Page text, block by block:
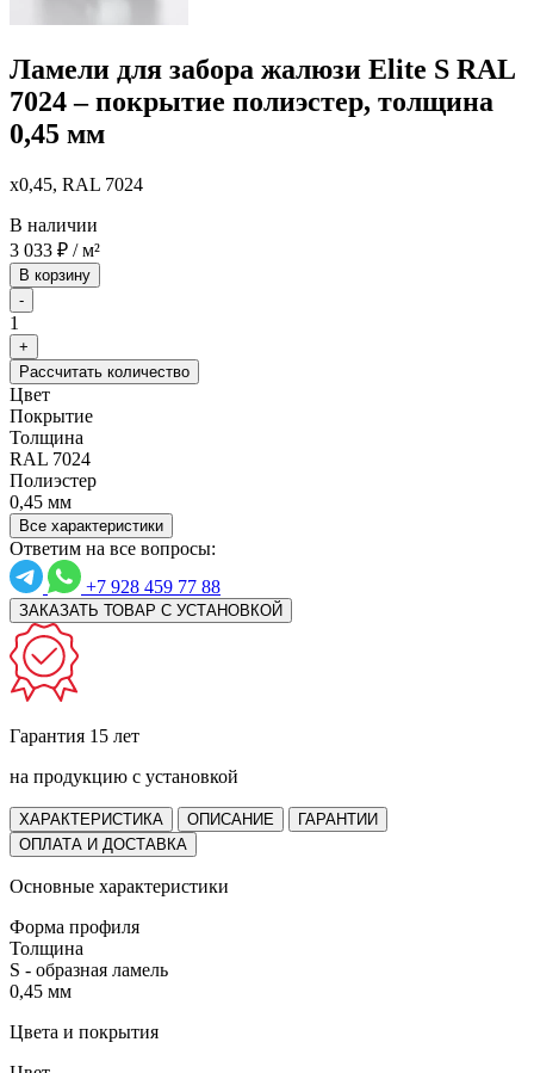
Ламели для забора жалюзи Elite S RAL
7024 – покрытие полиэстер, толщина
0,45 мм
x0,45, RAL 7024
В наличии
3 033 ₽ / м²
В корзину
-
1
+
Рассчитать количество
Цвет
Покрытие
Толщина
RAL 7024
Полиэстер
0,45 мм
Все характеристики
Ответим на все вопросы:
+7 928 459 77 88
ЗАКАЗАТЬ ТОВАР С УСТАНОВКОЙ
Гарантия 15 лет
на продукцию с установкой
ХАРАКТЕРИСТИКА ОПИСАНИЕ
ГАРАНТИИ
ОПЛАТА И ДОСТАВКА
Основные характеристики
Форма профиля
Толщина
S - образная ламель
0,45 мм
Цвета и покрытия